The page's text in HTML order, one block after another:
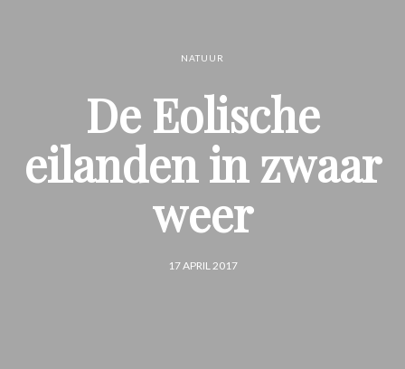
NATUUR
De Eolische
eilanden in zwaar
weer
17 APRIL 2017